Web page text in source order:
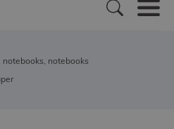
notebooks, notebooks